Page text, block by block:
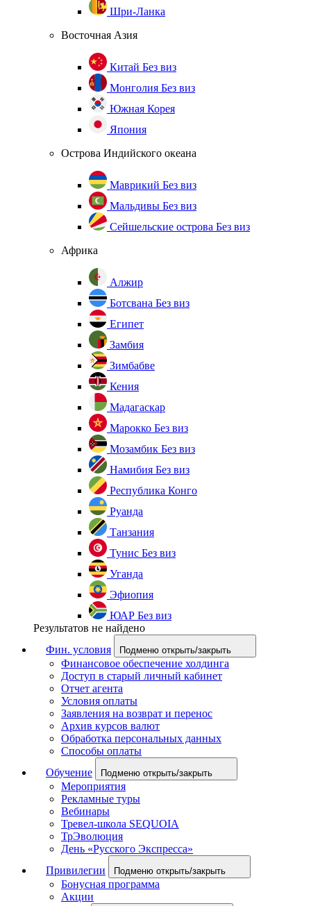
Шри-Ланка
Восточная Азия
Китай Без виз
Монголия Без виз
Южная Корея
Япония
Острова Индийского океана
Маврикий Без виз
Мальдивы Без виз
Сейшельские острова Без виз
Африка
Алжир
Ботсвана Без виз
Египет
Замбия
Зимбабве
Кения
Мадагаскар
Марокко Без виз
Мозамбик Без виз
Намибия Без виз
Республика Конго
Руанда
Танзания
Тунис Без виз
Уганда
Эфиопия
ЮАР Без виз
Результатов не найдено
Фин. условия
Подменю открыть/закрыть
Финансовое обеспечение холдинга
Доступ в старый личный кабинет
Отчет агента
Условия оплаты
Заявления на возврат и перенос
Архив курсов валют
Обработка персональных данных
Способы оплаты
Обучение
Подменю открыть/закрыть
Мероприятия
Рекламные туры
Вебинары
Тревел-школа SEQUOIA
ТрЭволюция
День «Русского Экспресса»
Привилегии
Подменю открыть/закрыть
Бонусная программа
Акции